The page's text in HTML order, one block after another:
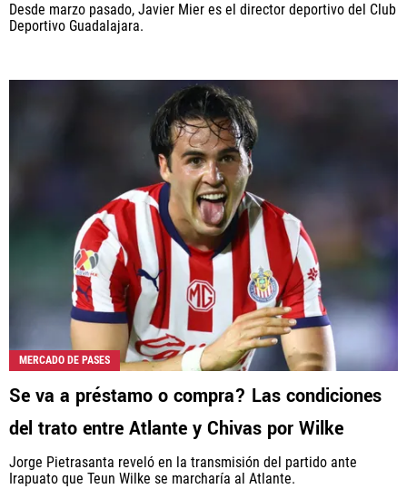
Desde marzo pasado, Javier Mier es el director deportivo del Club
Deportivo Guadalajara.
MERCADO DE PASES
Se va a préstamo o compra? Las condiciones
del trato entre Atlante y Chivas por Wilke
Jorge Pietrasanta reveló en la transmisión del partido ante
Irapuato que Teun Wilke se marcharía al Atlante.